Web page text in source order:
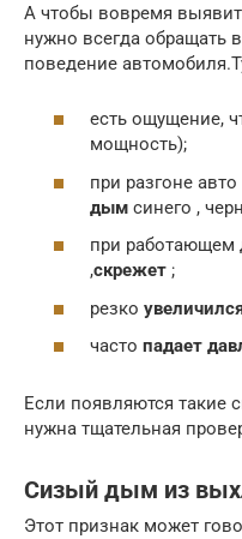
А чтобы вовремя
нужно всегда обращать
поведение
есть ощущение,
мощность);
при разгоне
дым синего ,
при работающем
,скрежет ;
резко
часто падает
Если появляются такие
нужна тщательная
Сизый дым из
Этот признак может